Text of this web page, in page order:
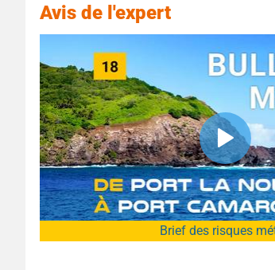
Avis de l'expert
Brief des risques